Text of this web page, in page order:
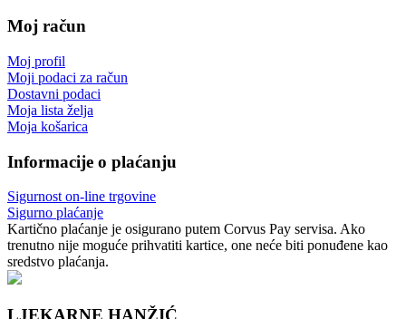
Moj račun
Moj profil
Moji podaci za račun
Dostavni podaci
Moja lista želja
Moja košarica
Informacije o plaćanju
Sigurnost on-line trgovine
Sigurno plaćanje
Kartično plaćanje je osigurano putem Corvus Pay servisa. Ako
trenutno nije moguće prihvatiti kartice, one neće biti ponuđene kao
sredstvo plaćanja.
LJEKARNE HANŽIĆ